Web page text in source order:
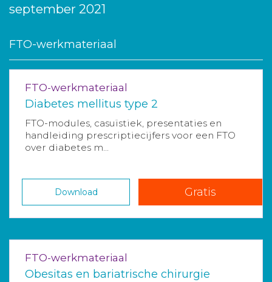
september 2021
FTO-werkmateriaal
FTO-werkmateriaal
Diabetes mellitus type 2
FTO-modules, casuïstiek, presentaties en
handleiding prescriptiecijfers voor een FTO
over diabetes m...
Download Gratis
FTO-werkmateriaal
Obesitas en bariatrische chirurgie